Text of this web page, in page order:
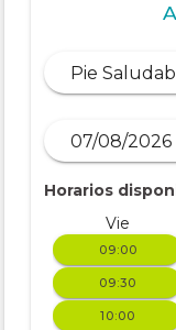
Pie
Horarios
Vie
09:00
09:30
10:00